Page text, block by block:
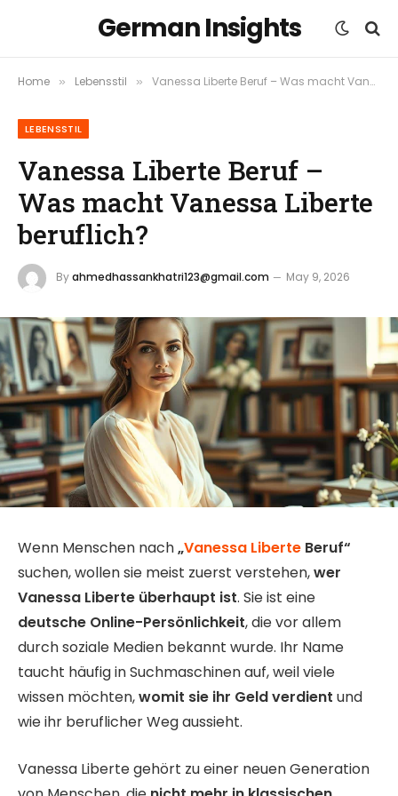
German Insights
Home » Lebensstil » Vanessa Liberte Beruf – Was macht Vanessa Liberte beruflich?
LEBENSSTIL
Vanessa Liberte Beruf –
Was macht Vanessa Liberte
beruflich?
Byahmedhassankhatri123@gmail.com May 9, 2026
Wenn Menschen nach„Vanessa Liberte Beruf“
suchen, wollen sie meist zuerst verstehen,wer
Vanessa Liberte überhaupt ist. Sie ist eine
deutsche Online-Persönlichkeit, die vor allem
durch soziale Medien bekannt wurde. Ihr Name
taucht häufig in Suchmaschinen auf, weil viele
wissen möchten,womit sie ihr Geld verdient und
wie ihr beruflicher Weg aussieht.
Vanessa Liberte gehört zu einer neuen Generation